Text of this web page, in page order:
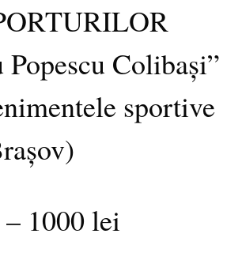
Colibași”
sportive
1000 lei